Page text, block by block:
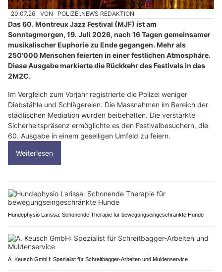
20.07.26 VON POLIZEI.NEWS REDAKTION
Das 60. Montreux Jazz Festival (MJF) ist am
Sonntagmorgen, 19. Juli 2026, nach 16 Tagen gemeinsamer
musikalischer Euphorie zu Ende gegangen. Mehr als
250'000 Menschen feierten in einer festlichen Atmosphäre.
Diese Ausgabe markierte die Rückkehr des Festivals in das
2M2C.
Im Vergleich zum Vorjahr registrierte die Polizei weniger
Diebstähle und Schlägereien. Die Massnahmen im Bereich der
städtischen Mediation wurden beibehalten. Die verstärkte
Sicherheitspräsenz ermöglichte es den Festivalbesuchern, die
60. Ausgabe in einem geselligen Umfeld zu feiern.
Weiterlesen
Hundephysio Larissa: Schonende Therapie für bewegungseingeschränkte Hunde
A. Keusch GmbH: Spezialist für Schreitbagger-Arbeiten und Muldenservice